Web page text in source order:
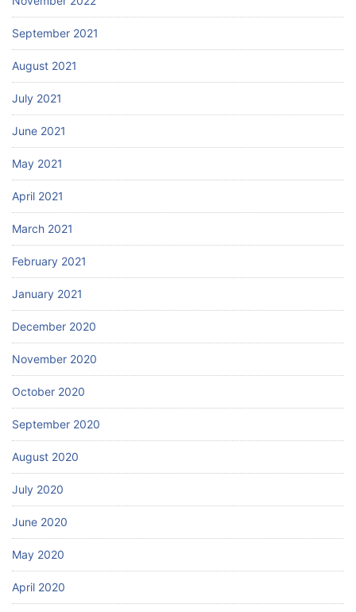
September 2021
August 2021
July 2021
June 2021
May 2021
April 2021
March 2021
February 2021
January 2021
December 2020
November 2020
October 2020
September 2020
August 2020
July 2020
June 2020
May 2020
April 2020